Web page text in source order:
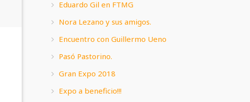
Eduardo Gil en FTMG
Nora Lezano y sus amigos.
Encuentro con Guillermo Ueno
Pasó Pastorino.
Gran Expo 2018
Expo a beneficio!!!